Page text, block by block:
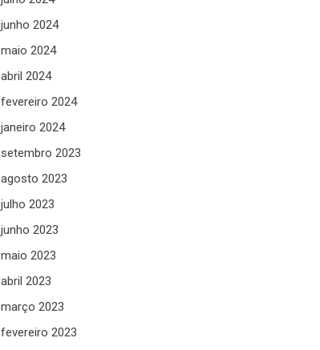
junho 2024
maio 2024
abril 2024
fevereiro 2024
janeiro 2024
setembro 2023
agosto 2023
julho 2023
junho 2023
maio 2023
abril 2023
março 2023
fevereiro 2023